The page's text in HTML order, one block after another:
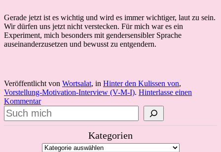
Gerade jetzt ist es wichtig und wird es immer wichtiger, laut zu sein.
Wir dürfen uns jetzt nicht verstecken. Für mich war es ein
Experiment, mich besonders mit gendersensibler Sprache
auseinanderzusetzen und bewusst zu entgendern.
Veröffentlicht von Wortsalat, in Hinter den Kulissen von,
Vorstellung-Motivation-Interview (V-M-I). Hinterlasse einen
Kommentar
Suchen
Kategorien